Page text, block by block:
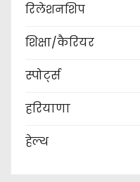
रिलेशनशिप
शिक्षा/कैरियर
स्पोर्ट्स
हरियाणा
हेल्थ